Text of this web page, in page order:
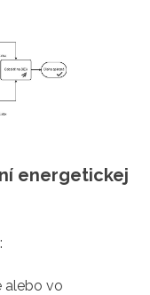
energetickej
alebo vo